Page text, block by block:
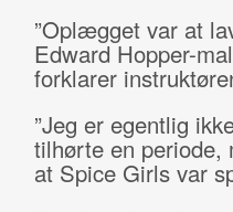
”Oplægget var at
Edward Hopper-
forklarer
”Jeg er egentlig
tilhørte en periode,
at Spice Girls var